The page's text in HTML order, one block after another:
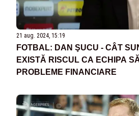
21 aug. 2024, 15:19
FOTBAL: DAN ŞUCU - CÂT
EXISTĂ RISCUL CA ECHIPA
PROBLEME FINANCIARE